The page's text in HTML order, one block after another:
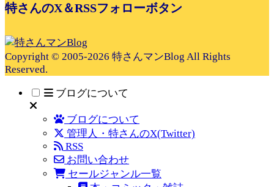
特さんのX＆RSSフォローボタン
Copyright © 2005-2026 特さんマンBlog All Rights
Reserved.
ブログについて
ブログについて
管理人・特さんのX(Twitter)
RSS
お問い合わせ
セールジャンル一覧